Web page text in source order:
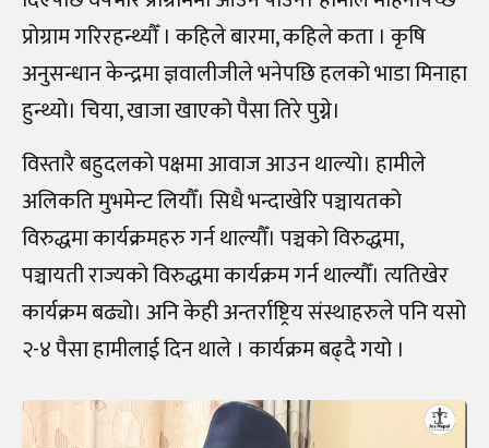
प्रोग्राम गरिरहन्थ्यौँ । कहिले बारमा, कहिले कता । कृषि
अनुसन्धान केन्द्रमा ज्ञवालीजीले भनेपछि हलको भाडा मिनाहा
हुन्थ्यो। चिया, खाजा खाएको पैसा तिरे पुग्ने।
विस्तारै बहुदलको पक्षमा आवाज आउन थाल्यो। हामीले
अलिकति मुभमेन्ट लियौँ। सिधै भन्दाखेरि पञ्चायतको
विरुद्धमा कार्यक्रमहरु गर्न थाल्यौँ। पञ्चको विरुद्धमा,
पञ्चायती राज्यको विरुद्धमा कार्यक्रम गर्न थाल्यौँ। त्यतिखेर
कार्यक्रम बढ्यो। अनि केही अन्तर्राष्ट्रिय संस्थाहरुले पनि यसो
२-४ पैसा हामीलाई दिन थाले । कार्यक्रम बढ्दै गयो ।